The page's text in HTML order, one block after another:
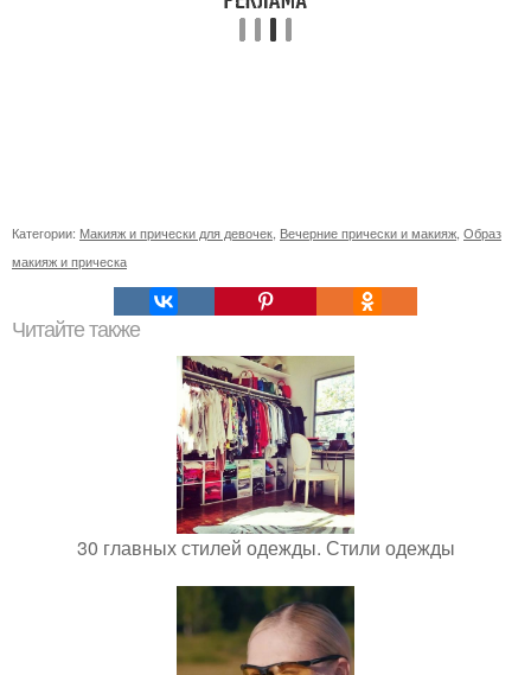
Категории: Макияж и прически для девочек Вечерние прически и макияж Образ
макияж и прическа
Читайте также
30 главных стилей одежды. Стили одежды